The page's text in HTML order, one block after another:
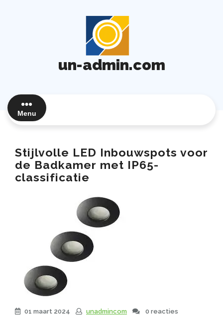
un-admin.com
Menu
Stijlvolle LED Inbouwspots voor
de Badkamer met IP65-
classificatie
01 maart 2024 unadmincom 0 reacties